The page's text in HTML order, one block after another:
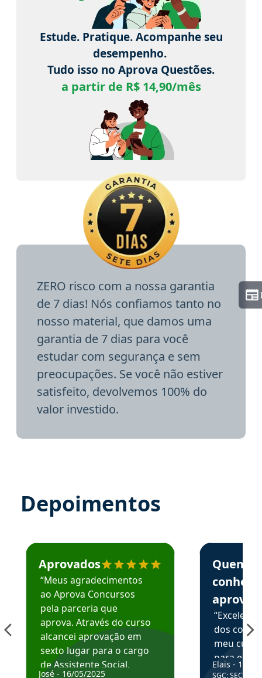
Estude. Pratique. Acompanhe seu
desempenho.
Tudo isso no Aprova Questões.
a partir de R$ 14,90/mês
ZERO risco com a nossa garantia
de 7 dias! Nós confiamos tanto no
nosso material, que damos uma
garantia de 7 dias para você
estudar com segurança e sem
preocupações. Se você não estiver
satisfeito, devolvemos 100% do
valor investido.
Depoimentos
Estudante José recomenda o Aprova Concursos em
Aprovados
“Meus agradecimentos
ao Aprova Concursos
pela parceria que
aprova. Através do curso
alcancei aprovação em
sexto lugar para o cargo
de Assistente Social.
José - 16/05/2025
Estudante
Quem
aprova
dos
meu
para
colocar
Elais - 15/
SGC: SEC BA